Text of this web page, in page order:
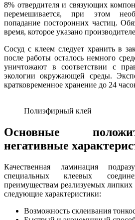
8% отвердителя и связующих
перемешивается, при этом
попадание посторонних частиц.
время, которое указано
Сосуд с клеем следует хранить в
после работы осталось немного
уничтожают в соответствии с
экологии окружающей среды.
кратковременное хранение до 24
Полиэфирный клей
Основные
негативные
Качественная ламинация
специальных клеевых
преимуществам реализуемых липких
следующие характеристики:
Возможность склеивания